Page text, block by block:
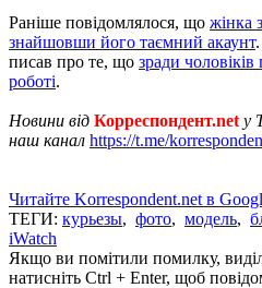
Раніше повідомлялося, що жінка
знайшовши його таємний акаунт
писав про те, що зради
роботі.
Новини від Корреспондент.net у
наш канал https://t.me/
Читайте Korrespondent.net в
ТЕГИ: курьезы, фото, модель,
iWatch
Якщо ви помітили помилку,
натисніть Ctrl + Enter, щоб